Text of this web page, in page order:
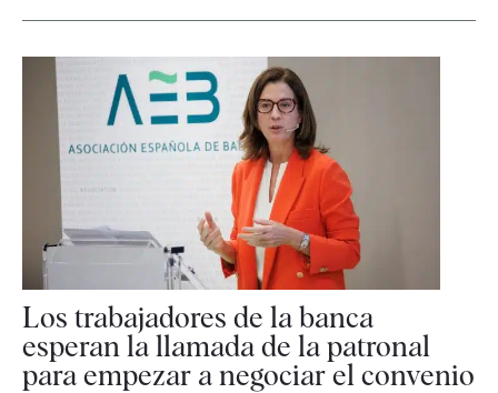
Los trabajadores de la banca
esperan la llamada de la patronal
para empezar a negociar el convenio